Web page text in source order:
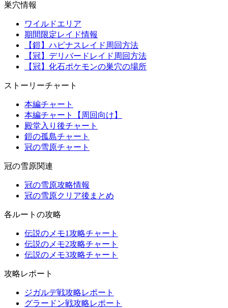
巣穴情報
ワイルドエリア
期間限定レイド情報
【鎧】ハピナスレイド周回方法
【冠】デリバードレイド周回方法
【冠】化石ポケモンの巣穴の場所
ストーリーチャート
本編チャート
本編チャート【周回向け】
殿堂入り後チャート
鎧の孤島チャート
冠の雪原チャート
冠の雪原関連
冠の雪原攻略情報
冠の雪原クリア後まとめ
各ルートの攻略
伝説のメモ1攻略チャート
伝説のメモ2攻略チャート
伝説のメモ3攻略チャート
攻略レポート
ジガルデ戦攻略レポート
グラードン戦攻略レポート